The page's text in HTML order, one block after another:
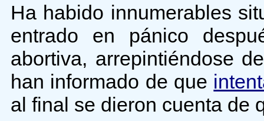
Ha habido innumerables
entrado en pánico
abortiva, arrepintiéndose
han informado de que
al final se dieron cuenta de